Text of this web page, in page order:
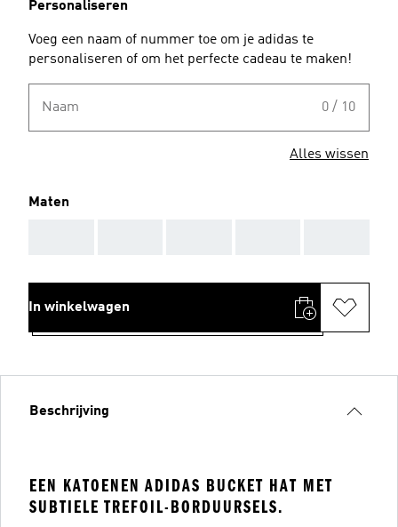
Personaliseren
Voeg een naam of nummer toe om je adidas te
personaliseren of om het perfecte cadeau te maken!
Naam 0 / 10
Alles wissen
Maten
In winkelwagen
Beschrijving
EEN KATOENEN ADIDAS BUCKET HAT MET
SUBTIELE TREFOIL-BORDUURSELS.